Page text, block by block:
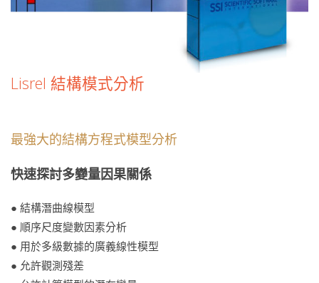
Lisrel 結構模式分析
最強大的結構方程式模型分析
快速探討多變量因果關係
● 結構潛曲線模型
● 順序尺度變數因素分析
● 用於多級數據的廣義線性模型
● 允許觀測殘差